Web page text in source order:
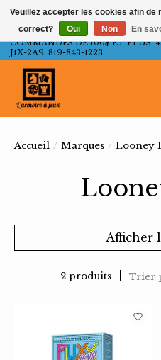
LIVRAISON GRATUITE AU
COMMANDES DE 100$ ET PLUS.
J1X-2A9. 819-843-1223
Accueil / Marques / Looney
Afficher
2 produits Trier
Veuillez accepter les cookies afin
correct?
Oui Non En